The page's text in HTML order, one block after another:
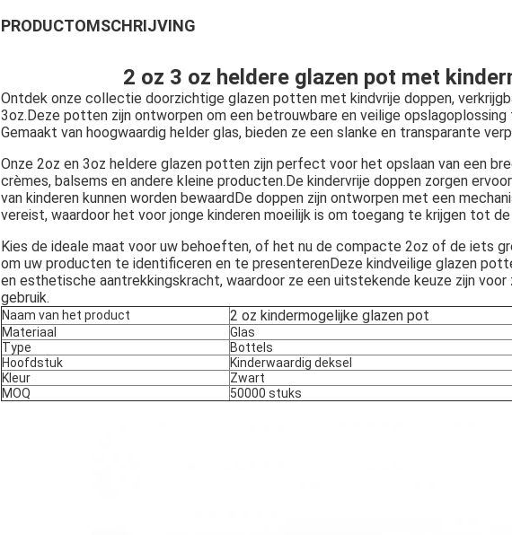
PRODUCTOMSCHRIJVING
2 oz 3 oz heldere glazen pot met
Ontdek onze collectie doorzichtige glazen potten met kindvrije doppen,
3oz.Deze potten zijn ontworpen om een betrouwbare en veilige
Gemaakt van hoogwaardig helder glas, bieden ze een slanke en transparante
Onze 2oz en 3oz heldere glazen potten zijn perfect voor het opslaan van een
crèmes, balsems en andere kleine producten.De kindervrije doppen zorgen
van kinderen kunnen worden bewaardDe doppen zijn ontworpen met een
vereist, waardoor het voor jonge kinderen moeilijk is om toegang te krijgen tot de
Kies de ideale maat voor uw behoeften, of het nu de compacte 2oz of de iets
om uw producten te identificeren en te presenterenDeze kindveilige glazen
en esthetische aantrekkingskracht, waardoor ze een uitstekende keuze zijn
gebruik.
Naam van het product 2 oz kindermogelijke glazen pot
Materiaal
Glas
Type
Bottels
Hoofdstuk
Kinderwaardig deksel
Kleur
Zwart
MOQ
50000 stuks